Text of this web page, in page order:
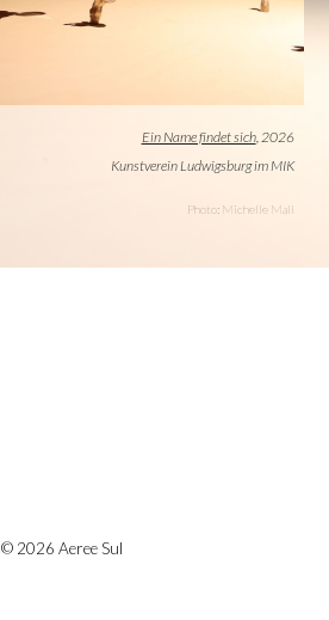
Ein Name findet sich, 2026
Kunstverein Ludwigsburg im MIK
Photo: Michelle Mall
© 2026 Aeree Sul